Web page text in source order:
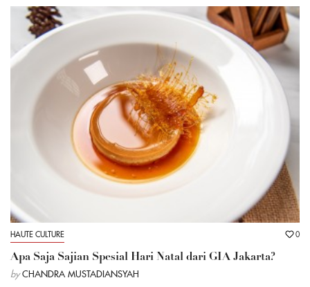
HAUTE CULTURE 0
Apa Saja Sajian Spesial Hari Natal dari GIA Jakarta?
by CHANDRA MUSTADIANSYAH